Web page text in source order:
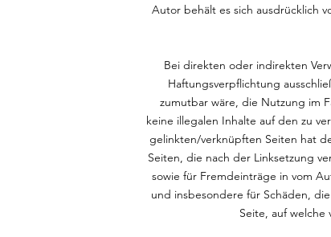
Autor behält es sich ausdrücklich
Bei direkten oder indirekten
Haftungsverpflichtung
zumutbar wäre, die Nutzung im
keine illegalen Inhalte auf den zu
gelinkten/verknüpften Seiten hat
Seiten, die nach der Linksetzung
sowie für Fremdeinträge in vom
und insbesondere für Schäden,
Seite, auf